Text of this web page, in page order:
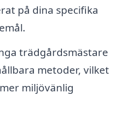
på dina specifika
trädgårdsmästare
metoder, vilket
miljövänlig